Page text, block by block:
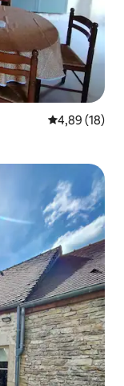
4,89 ud af 5 i
4,89 (18)